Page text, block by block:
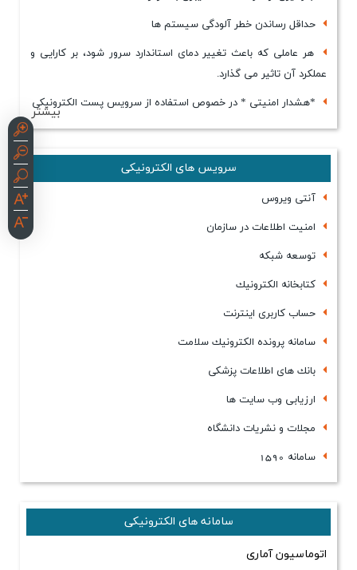
حداقل رساندن خطر آلودگی سیستم ها
هر عاملی كه باعث تغییر دمای استاندارد سرور شود، بر كارایی و
عملكرد آن تاثیر می گذارد.
*هشدار امنیتی * در خصوص استفاده از سرویس پست الكترونیكی
بیشتر
سرویس های الکترونیکی
آنتی ویروس
امنیت اطلاعات در سازمان
توسعه شبكه
كتابخانه الكترونیك
حساب كاربری اینترنت
سامانه پرونده الكترونیك سلامت
بانك های اطلاعات پزشكی
ارزیابی وب سایت ها
مجلات و نشریات دانشگاه
سامانه 1590
سامانه های الکترونیکی
اتوماسیون آماری